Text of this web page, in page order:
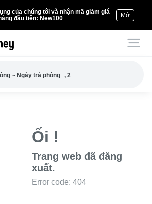
của chúng tôi và nhận mã giảm giá
đầu tiên: New100
Mở
~ Ngày trả phòng , 2
Ối !
Trang web đã đăng
xuất.
Error code: 404